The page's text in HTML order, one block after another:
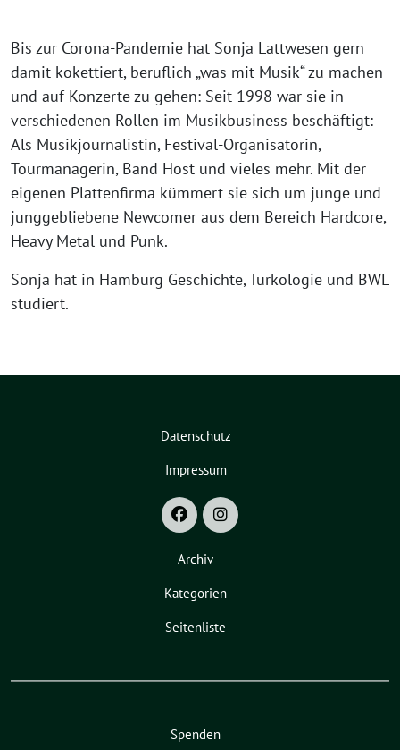
Bis zur Corona-Pandemie hat Sonja Lattwesen gern
damit kokettiert, beruflich „was mit Musik“ zu machen
und auf Konzerte zu gehen: Seit 1998 war sie in
verschiedenen Rollen im Musikbusiness beschäftigt:
Als Musikjournalistin, Festival-Organisatorin,
Tourmanagerin, Band Host und vieles mehr. Mit der
eigenen Plattenfirma kümmert sie sich um junge und
junggebliebene Newcomer aus dem Bereich Hardcore,
Heavy Metal und Punk.
Sonja hat in Hamburg Geschichte, Turkologie und BWL
studiert.
Datenschutz
Impressum
Archiv
Kategorien
Seitenliste
Spenden